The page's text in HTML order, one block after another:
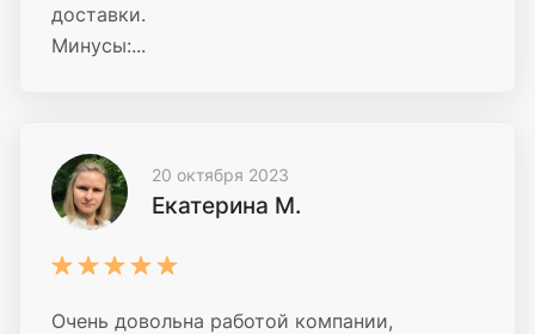
доставки.
Минусы:...
20 октября 2023
Екатерина М.
Очень довольна работой компании,